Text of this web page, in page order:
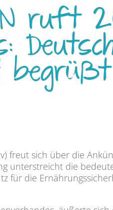
ruft
freut sich über die
unterstreicht die
für die